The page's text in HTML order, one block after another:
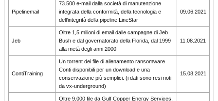
Pipelinemail
73.500 e-mail dalla società di manutenzione
integrata della conformità, della tecnologia e
dell’integrità della pipeline LineStar
09.06.2021
Jeb
Oltre 1,5 milioni di email dalle campagne di Jeb
Bush e dal governatorato della Florida, dal 1999
alla metà degli anni 2000
11.08.2021
ContiTraining
Un torrent dei file di allenamento ransomware
Conti disponibili per un download e una
conservazione più semplici. (i dati sono resi noti
da vx-underground)
15.08.2021
Oltre 9.000 file da Gulf Copper Energy Services,